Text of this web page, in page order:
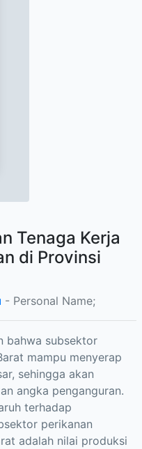
Tenaga Kerja
di Provinsi
- Personal Name;
bahwa subsektor
mampu menyerap
sehingga akan
angka penganguran.
terhadap
perikanan
adalah nilai produksi